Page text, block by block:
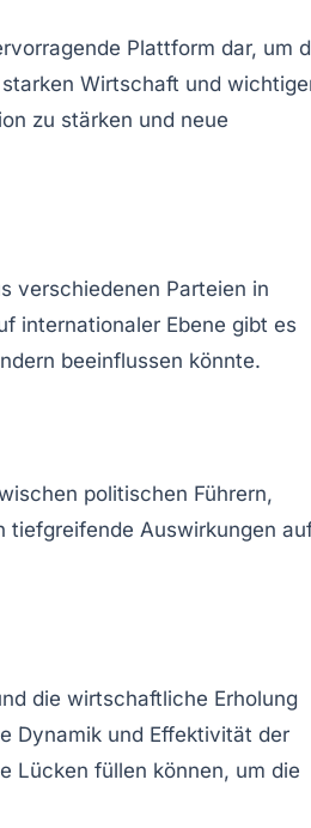
Plattform dar, um
Wirtschaft und
zu stärken und neue
verschiedenen Parteien in
internationaler Ebene gibt es
beeinflussen könnte.
politischen Führern,
tiefgreifende Auswirkungen
die wirtschaftliche Erholung
Dynamik und Effektivität der
Lücken füllen können, um die